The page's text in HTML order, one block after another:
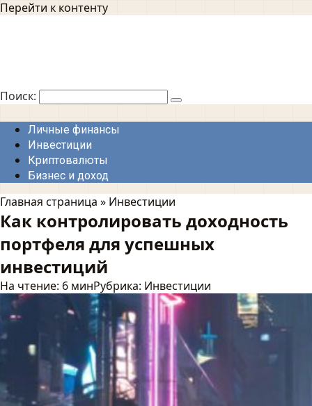
Перейти к контенту
Поиск:
Личные финансы
Инвестиции
Криптовалюты
Бизнес и доход
Главная страница » Инвестиции
Как контролировать доходность
портфеля для успешных
инвестиций
На чтение: 6 минРубрика: Инвестиции